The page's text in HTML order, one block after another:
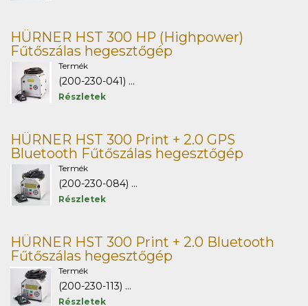
HÜRNER HST 300 HP (Highpower)
Fűtőszálas hegesztőgép
Termék
(200-230-041) ...
Részletek
HÜRNER HST 300 Print + 2.0 GPS
Bluetooth Fűtőszálas hegesztőgép
Termék
(200-230-084) ...
Részletek
HÜRNER HST 300 Print + 2.0 Bluetooth
Fűtőszálas hegesztőgép
Termék
(200-230-113) ...
Részletek